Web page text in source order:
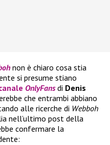
non è chiaro cosa stia
si presume stiano
OnlyFansdi Denis
che entrambi abbiano
alle ricerche di Webboh
nell’ultimo post della
confermare la